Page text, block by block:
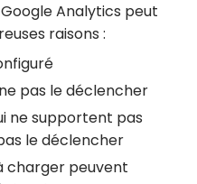
Analytics peut
raisons :
pas le déclencher
ne supportent pas
le déclencher
charger peuvent